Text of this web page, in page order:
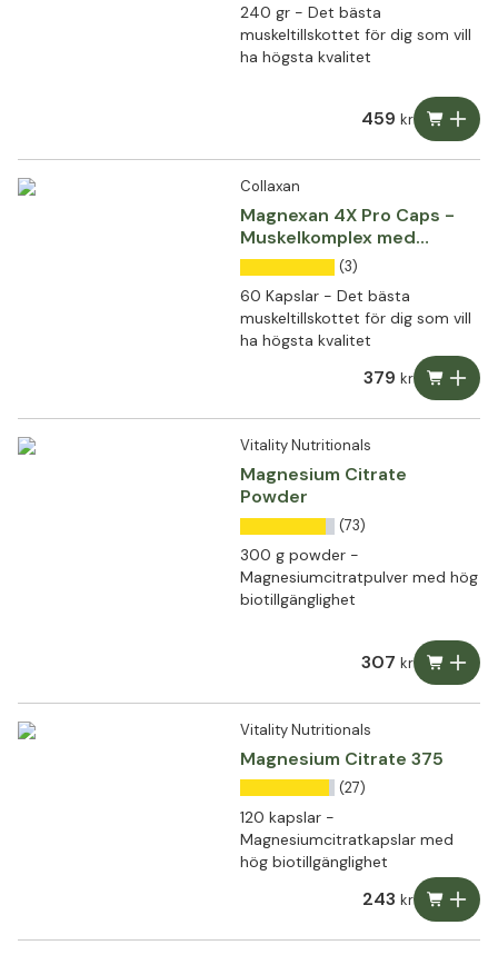
240 gr - Det bästa
muskeltillskottet för dig som vill
ha högsta kvalitet
459 kr
Collaxan
Magnexan 4X Pro Caps -
Muskelkomplex med
magnesiumkraft
(3)
60 Kapslar - Det bästa
muskeltillskottet för dig som vill
ha högsta kvalitet
379 kr
Vitality Nutritionals
Magnesium Citrate
Powder
(73)
300 g powder -
Magnesiumcitratpulver med hög
biotillgänglighet
307 kr
Vitality Nutritionals
Magnesium Citrate 375
(27)
120 kapslar -
Magnesiumcitratkapslar med
hög biotillgänglighet
243 kr